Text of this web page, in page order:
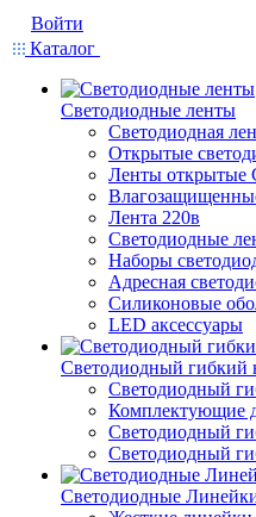
Войти
Каталог
Светодиодные ленты
Светодиодная
Открытые
Ленты открытые
Лента 220в
Светодиодные
Наборы
Адресная
Силиконовые
LED аксессуары
Светодиодный гибкий
Светодиодный
Комплектующие
Светодиодный
Светодиодный
Светодиодные